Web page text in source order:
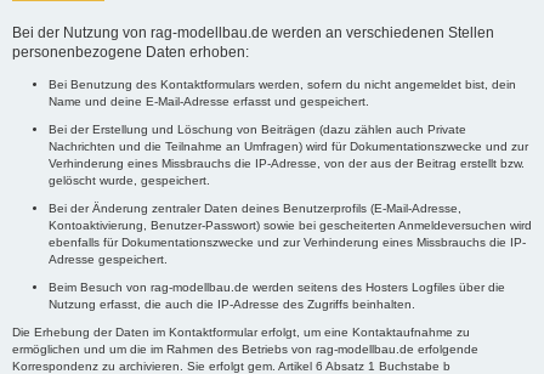
Bei der Nutzung von rag-modellbau.de werden an verschiedenen Stellen
personenbezogene Daten erhoben:
Bei Benutzung des Kontaktformulars werden, sofern du nicht angemeldet bist, dein
Name und deine E-Mail-Adresse erfasst und gespeichert.
Bei der Erstellung und Löschung von Beiträgen (dazu zählen auch Private
Nachrichten und die Teilnahme an Umfragen) wird für Dokumentationszwecke und zur
Verhinderung eines Missbrauchs die IP-Adresse, von der aus der Beitrag erstellt bzw.
gelöscht wurde, gespeichert.
Bei der Änderung zentraler Daten deines Benutzerprofils (E-Mail-Adresse,
Kontoaktivierung, Benutzer-Passwort) sowie bei gescheiterten Anmeldeversuchen wird
ebenfalls für Dokumentationszwecke und zur Verhinderung eines Missbrauchs die IP-
Adresse gespeichert.
Beim Besuch von rag-modellbau.de werden seitens des Hosters Logfiles über die
Nutzung erfasst, die auch die IP-Adresse des Zugriffs beinhalten.
Die Erhebung der Daten im Kontaktformular erfolgt, um eine Kontaktaufnahme zu
ermöglichen und um die im Rahmen des Betriebs von rag-modellbau.de erfolgende
Korrespondenz zu archivieren. Sie erfolgt gem. Artikel 6 Absatz 1 Buchstabe b